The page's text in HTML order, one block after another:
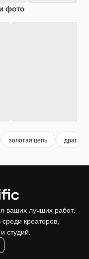
фото
золотая цепь
ваших лучших работ.
креаторов,
студий.